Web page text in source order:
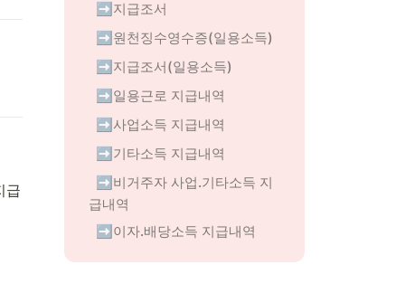
급
➡️지급조서
➡️원천징수영수증(일용소득)
➡️지급조서(일용소득)
➡️일용근로 지급내역
➡️사업소득 지급내역
➡️기타소득 지급내역
➡️비거주자 사업.기타소득 지
급내역
➡️이자.배당소득 지급내역